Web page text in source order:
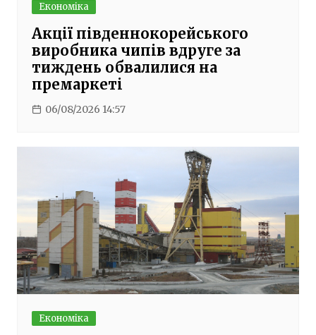
Економіка
Акції південнокорейського
виробника чипів вдруге за
тиждень обвалилися на
премаркеті
06/08/2026 14:57
Економіка